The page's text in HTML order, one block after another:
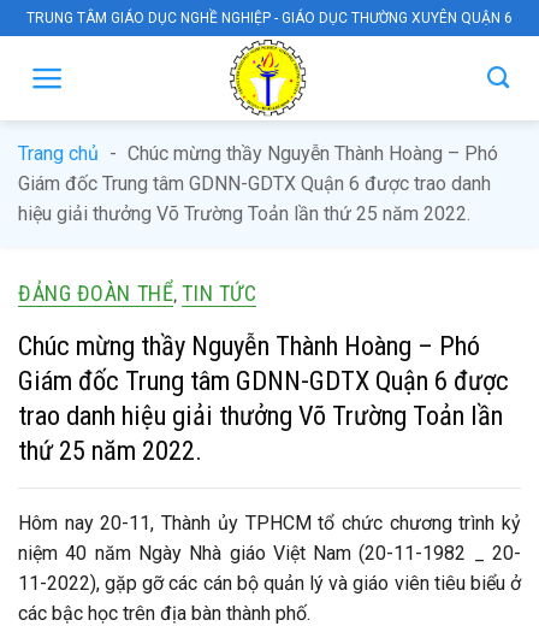
Skip
to
content
TRUNG TÂM GIÁO DỤC NGHỀ NGHIỆP - GIÁO DỤC THƯỜNG XUYÊN QUẬN 6
Trang chủ - Chúc mừng thầy Nguyễn Thành Hoàng – Phó
Giám đốc Trung tâm GDNN-GDTX Quận 6 được trao danh
hiệu giải thưởng Võ Trường Toản lần thứ 25 năm 2022.
ĐẢNG ĐOÀN THỂ, TIN TỨC
Chúc mừng thầy Nguyễn Thành Hoàng – Phó
Giám đốc Trung tâm GDNN-GDTX Quận 6 được
trao danh hiệu giải thưởng Võ Trường Toản lần
thứ 25 năm 2022.
Hôm nay 20-11, Thành ủy TPHCM tổ chức chương trình kỷ
niệm 40 năm Ngày Nhà giáo Việt Nam (20-11-1982 _ 20-
11-2022), gặp gỡ các cán bộ quản lý và giáo viên tiêu biểu ở
các bậc học trên địa bàn thành phố.